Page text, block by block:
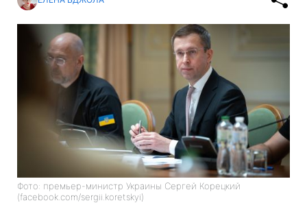
Фото: премьер-министр Украины Сергей Корецкий
(facebook.com/sergii.koretskyi)